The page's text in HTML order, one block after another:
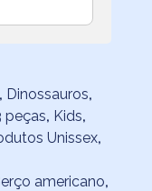
Dinossauros,
peças, Kids,
Unissex,
americano,